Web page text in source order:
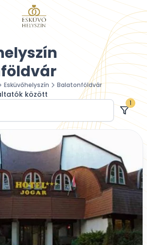
Esküvőhelyszín Balatonföldvár
között
1